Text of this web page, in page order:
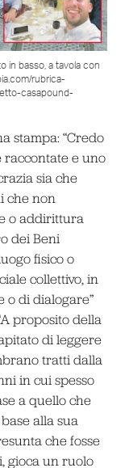
in basso, a tavola con
rubrica-
casapound-
stampa: “Credo
raccontate e uno
sia che
che non
o addirittura
dei Beni
fisico o
collettivo, in
di dialogare”
proposito della
di leggere
tratti dalla
in cui spesso
a quello che
alla sua
che fosse
gioca un ruolo